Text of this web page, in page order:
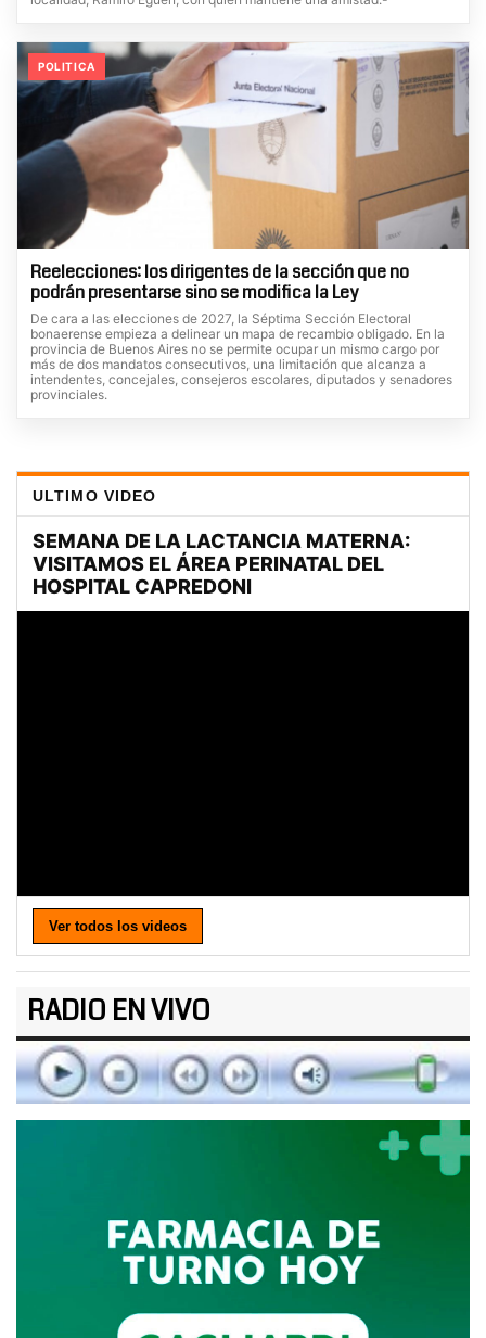
POLITICA
Reelecciones: los dirigentes de la sección que no
podrán presentarse sino se modifica la Ley
De cara a las elecciones de 2027, la Séptima Sección Electoral
bonaerense empieza a delinear un mapa de recambio obligado. En la
provincia de Buenos Aires no se permite ocupar un mismo cargo por
más de dos mandatos consecutivos, una limitación que alcanza a
intendentes, concejales, consejeros escolares, diputados y senadores
provinciales.
ULTIMO VIDEO
Ver todos los videos
RADIO EN VIVO